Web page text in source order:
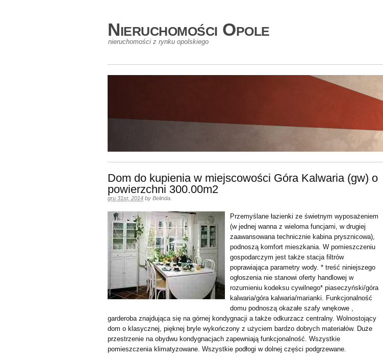
Nieruchomości Opole
nieruchomości z rynku opolskiego
Dom do kupienia w miejscowości Góra Kalwaria (gw) o
powierzchni 300.00m2
gru 31st, 2014 by Belinda
Przemyślane łazienki ze świetnym wyposażeniem
(w jednej wanna z wieloma funcjami, w drugiej
zaawansowana technicznie kabina prysznicowa),
podnoszą komfort mieszkania. W pomieszczeniu
gospodarczym jest także stacja filtrów
poprawiająca parametry wody. * treść niniejszego
ogłoszenia nie stanowi oferty handlowej w
rozumieniu kodeksu cywilnego* piaseczyński/góra
kalwaria/góra kalwaria/marianki. Funkcjonalność
domu podnoszą okazałe szafy wnękowe ,
garderoba znajdująca się na górnej kondygnacji a także odkurzacz centralny. Wolnostojący
dom o klasycznej, pięknej bryle wykończony z użyciem bardzo dobrych materiałów. Duże
przestrzenie na obydwu kondygnacjach zapewniają funkcjonalność. Wszystkie
pomieszczenia klimatyzowane. Wszystkie podłogi w dolnej części podgrzewane.